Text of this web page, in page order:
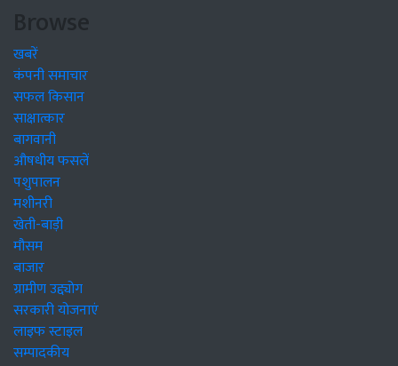
Browse
खबरें
कंपनी समाचार
सफल किसान
साक्षात्कार
बागवानी
औषधीय फसलें
पशुपालन
मशीनरी
खेती-बाड़ी
मौसम
बाजार
ग्रामीण उद्द्योग
सरकारी योजनाएं
लाइफ स्टाइल
सम्पादकीय